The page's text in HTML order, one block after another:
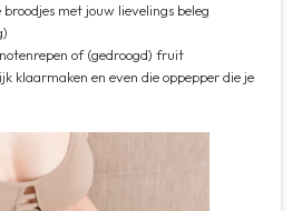
met jouw lievelings beleg
of (gedroogd) fruit
klaarmaken en even die oppepper die je